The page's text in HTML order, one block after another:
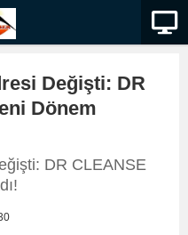
Değişti: DR
Dönem
DR CLEANSE